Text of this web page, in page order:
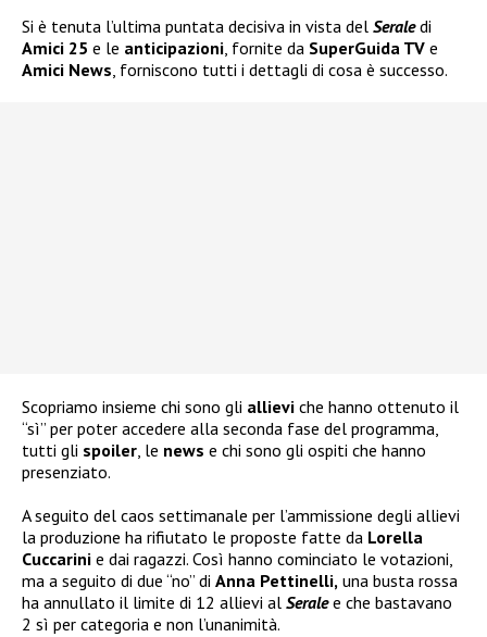
Si è tenuta l’ultima puntata decisiva in vista del Seraledi
Amici 25 e le anticipazioni, fornite da SuperGuida TV e
Amici News, forniscono tutti i dettagli di cosa è successo.
Scopriamo insieme chi sono gli allievi che hanno ottenuto il
“sì” per poter accedere alla seconda fase del programma,
tutti gli spoiler, le news e chi sono gli ospiti che hanno
presenziato.
A seguito del caos settimanale per l’ammissione degli allievi
la produzione ha rifiutato le proposte fatte da Lorella
Cuccarini e dai ragazzi. Così hanno cominciato le votazioni,
ma a seguito di due “no” di Anna Pettinelli, una busta rossa
ha annullato il limite di 12 allievi al Seralee che bastavano
2 sì per categoria e non l’unanimità.